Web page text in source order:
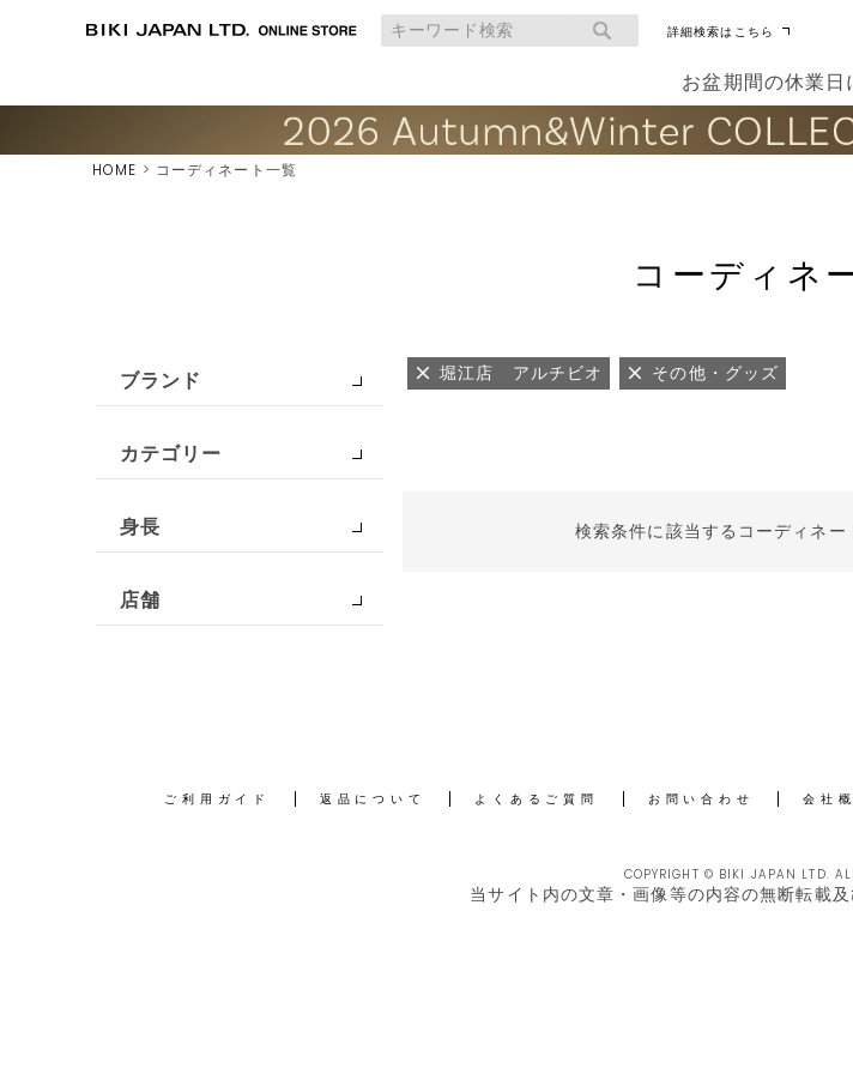
詳細検索はこちら
お盆期間の休業日
HOME コーディネート一覧
コーディネ
ブランド
カテゴリー
身長
店舗
堀江店 アルチビオ その他・グッズ
検索条件に該当するコーディネ
ご利用ガイド 返品について よくあるご質問 お問い合わせ 会社
COPYRIGHT © BIKI JAPAN LTD.
当サイト内の文章・画像等の内容の無断転載